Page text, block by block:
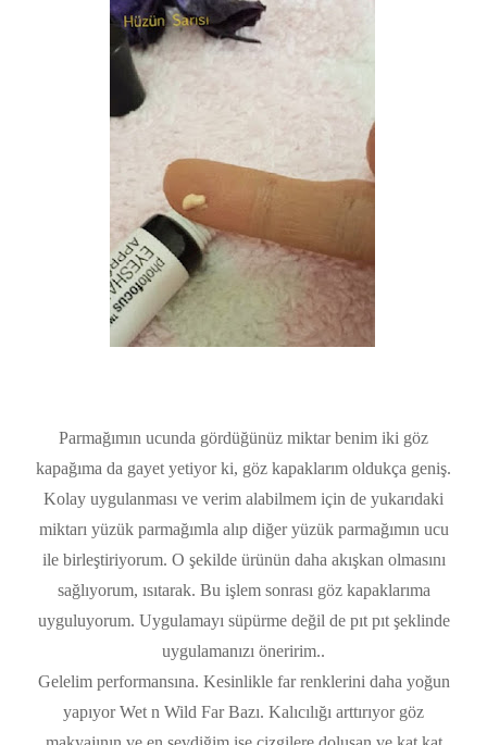
Parmağımın ucunda gördüğünüz miktar benim iki göz
kapağıma da gayet yetiyor ki, göz kapaklarım oldukça geniş.
Kolay uygulanması ve verim alabilmem için de yukarıdaki
miktarı yüzük parmağımla alıp diğer yüzük parmağımın ucu
ile birleştiriyorum. O şekilde ürünün daha akışkan olmasını
sağlıyorum, ısıtarak. Bu işlem sonrası göz kapaklarıma
uyguluyorum. Uygulamayı süpürme değil de pıt pıt şeklinde
uygulamanızı öneririm..
Gelelim performansına. Kesinlikle far renklerini daha yoğun
yapıyor Wet n Wild Far Bazı. Kalıcılığı arttırıyor göz